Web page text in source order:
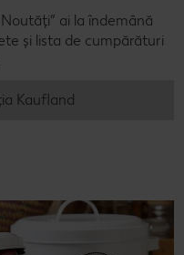
ai la îndemână
și lista de cumpărături
Kaufland